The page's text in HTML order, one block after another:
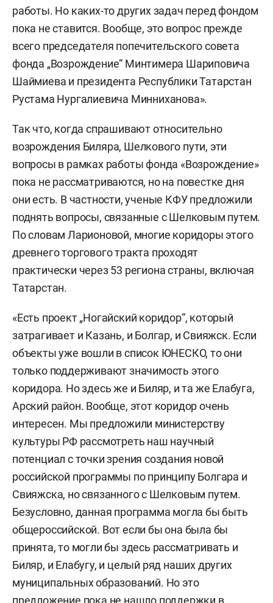
работы. Но каких-то других задач перед фондом
пока не ставится. Вообще, это вопрос прежде
всего председателя попечительского совета
фонда „Возрождение“ Минтимера Шариповича
Шаймиева и президента Республики Татарстан
Рустама Нургалиевича Минниханова».
Так что, когда спрашивают относительно
возрождения Биляра, Шелкового пути, эти
вопросы в рамках работы фонда «Возрождение»
пока не рассматриваются, но на повестке дня
они есть. В частности, ученые КФУ предложили
поднять вопросы, связанные с Шелковым путем.
По словам Ларионовой, многие коридоры этого
древнего торгового тракта проходят
практически через 53 региона страны, включая
Татарстан.
«Есть проект „Ногайский коридор“, который
затрагивает и Казань, и Болгар, и Свияжск. Если
объекты уже вошли в список ЮНЕСКО, то они
только поддерживают значимость этого
коридора. Но здесь же и Биляр, и та же Елабуга,
Арский район. Вообще, этот коридор очень
интересен. Мы предложили министерству
культуры РФ рассмотреть наш научный
потенциал с точки зрения создания новой
российской программы по принципу Болгара и
Свияжска, но связанного с Шелковым путем.
Безусловно, данная программа могла бы быть
общероссийской. Вот если бы она была бы
принята, то могли бы здесь рассматривать и
Биляр, и Елабугу, и целый ряд наших других
муниципальных образований. Но это
предложение пока не нашло поддержки в